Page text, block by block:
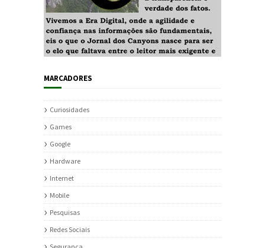
MARCADORES
Curiosidades
Games
Google
Hardware
Internet
Mobile
Pesquisas
Redes Sociais